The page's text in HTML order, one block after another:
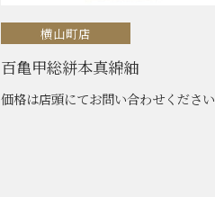
横山町店
百亀甲総絣本真綿紬
価格は店頭にてお問い合わせください